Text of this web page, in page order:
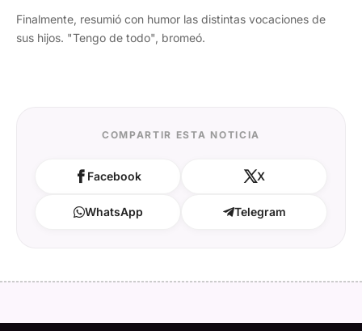
Finalmente, resumió con humor las distintas vocaciones de
sus hijos. "Tengo de todo", bromeó.
COMPARTIR ESTA NOTICIA
Facebook X
WhatsApp Telegram